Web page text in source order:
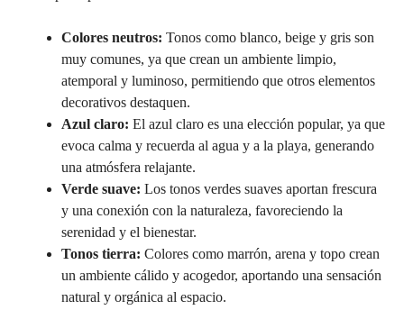
Colores neutros: Tonos como blanco, beige y gris son
muy comunes, ya que crean un ambiente limpio,
atemporal y luminoso, permitiendo que otros elementos
decorativos destaquen.
Azul claro: El azul claro es una elección popular, ya que
evoca calma y recuerda al agua y a la playa, generando
una atmósfera relajante.
Verde suave: Los tonos verdes suaves aportan frescura
y una conexión con la naturaleza, favoreciendo la
serenidad y el bienestar.
Tonos tierra: Colores como marrón, arena y topo crean
un ambiente cálido y acogedor, aportando una sensación
natural y orgánica al espacio.